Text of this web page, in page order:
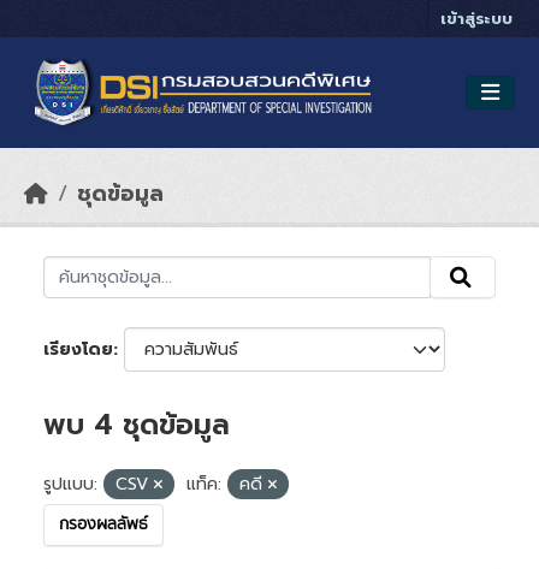
เข้าสู่ระบบ
ชุดข้อมูล
เรียงโดย
พบ 4 ชุดข้อมูล
รูปแบบ: CSV แท็ค: คดี
กรองผลลัพธ์